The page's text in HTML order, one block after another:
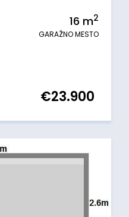
16 m2
GARAŽNO MESTO
€23.900